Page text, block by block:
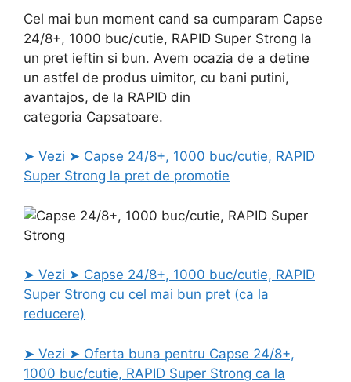
Cel mai bun moment cand sa cumparam Capse
24/8+, 1000 buc/cutie, RAPID Super Strong la
un pret ieftin si bun. Avem ocazia de a detine
un astfel de produs uimitor, cu bani putini,
avantajos, de la RAPID din
categoria Capsatoare.
➤ Vezi ➤ Capse 24/8+, 1000 buc/cutie, RAPID
Super Strong la pret de promotie
➤ Vezi ➤ Capse 24/8+, 1000 buc/cutie, RAPID
Super Strong cu cel mai bun pret (ca la
reducere)
➤ Vezi ➤ Oferta buna pentru Capse 24/8+,
1000 buc/cutie, RAPID Super Strong ca la